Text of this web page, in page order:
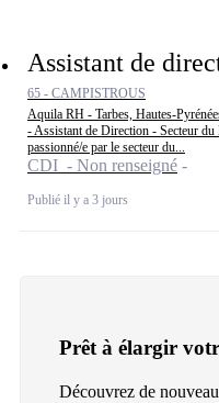
Assistant de
65 - CAMPISTROUS
Aquila RH - Tarbes, Hautes-
- Assistant de Direction - Secteur
passionné/e par le secteur du...
CDI - Non renseigné
Publié il y a 3 jours
Prêt à élargir
Découvrez de